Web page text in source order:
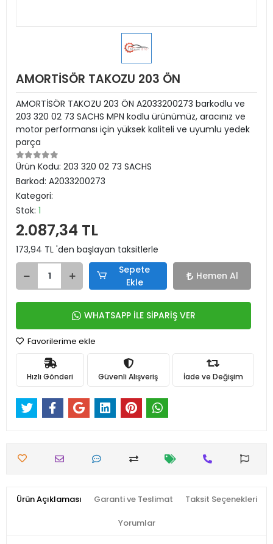
AMORTİSÖR TAKOZU 203 ÖN
AMORTİSÖR TAKOZU 203 ÖN A2033200273 barkodlu ve
203 320 02 73 SACHS MPN kodlu ürünümüz, aracınız ve
motor performansı için yüksek kaliteli ve uyumlu yedek
parça
Ürün Kodu: 203 320 02 73 SACHS
Barkod: A2033200273
Kategori:
Stok: 1
2.087,34 TL
173,94 TL 'den başlayan taksitlerle
Sepete
Ekle
Hemen Al
WHATSAPP İLE SİPARİŞ VER
Favorilerime ekle
Hızlı Gönderi Güvenli Alışveriş İade ve Değişim
Ürün Açıklaması Garanti ve Teslimat Taksit Seçenekleri
Yorumlar